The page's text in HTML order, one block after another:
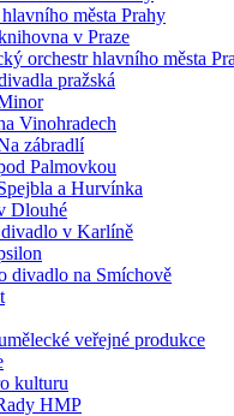
města Prahy
v Praze
orchestr hlavního města
pražská
Vinohradech
zábradlí
Palmovkou
a Hurvínka
Dlouhé
v Karlíně
divadlo na Smíchově
veřejné produkce
kulturu
HMP